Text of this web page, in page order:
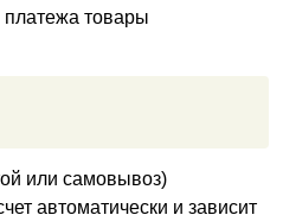
платежа товары
или самовывоз)
автоматически и зависит